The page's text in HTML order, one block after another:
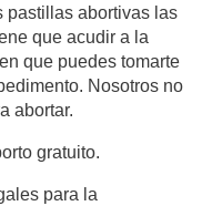
pastillas abortivas las
que acudir a la
que puedes tomarte
Nosotros no
abortar.
gratuito.
para la